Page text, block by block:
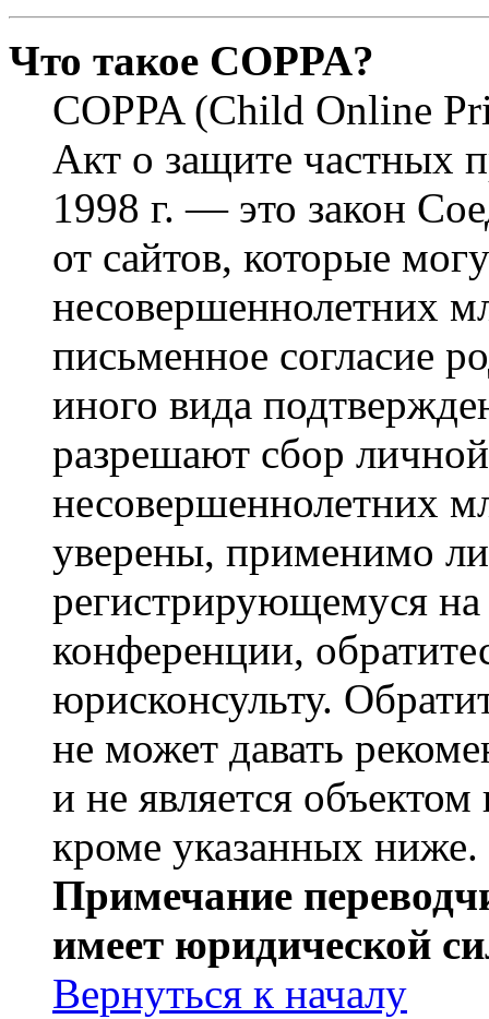
Что такое COPPA?
COPPA (Child Online
Акт о защите частных
1998 г. — это закон
от сайтов, которые
несовершеннолетних
письменное согласие
иного вида
разрешают сбор
несовершеннолетних
уверены, применимо
регистрирующемуся
конференции,
юрисконсульту.
не может давать
и не является
кроме указанных ниже.
Примечание
имеет юридической
Вернуться к началу